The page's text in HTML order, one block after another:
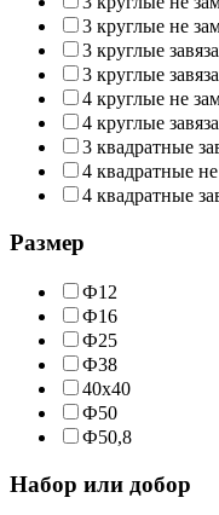
3 круглые не
3 круглые
3 круглые
4 круглые не
4 круглые
3 квадратные
4 квадратные
4 квадратные
Размер
Ф12
Ф16
Ф25
Ф38
40х40
Ф50
Ф50,8
Набор или добор